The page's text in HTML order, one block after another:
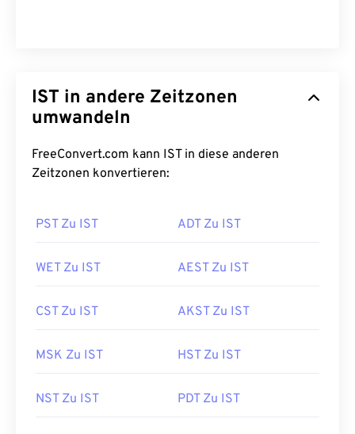
IST in andere Zeitzonen
umwandeln
FreeConvert.com kann IST in diese anderen
Zeitzonen konvertieren:
PST Zu IST ADT Zu IST
WET Zu IST AEST Zu IST
CST Zu IST AKST Zu IST
MSK Zu IST HST Zu IST
NST Zu IST PDT Zu IST